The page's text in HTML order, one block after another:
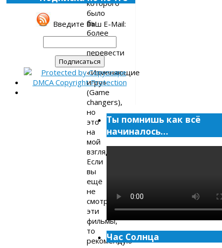
которого
было
бы
более
перевести
как
«Изменяющие
игру»
(Game
changers),
но
это
на
мой
взгляд.
Если
вы
ещё
не
смотрели
эти
фильмы,
то
рекомендую
Введите Ваш E-Mail:
Ты помнишь как всё
начиналось…
Час Солнца